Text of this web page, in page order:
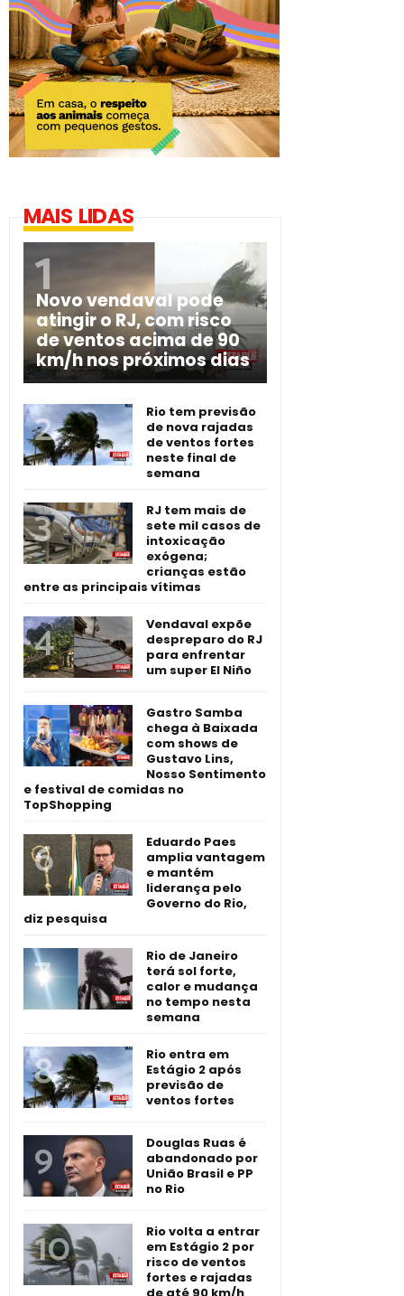
MAIS LIDAS
Novo vendaval pode
atingir o RJ, com risco
de ventos acima de 90
km/h nos próximos dias
Rio tem previsão
de nova rajadas
de ventos fortes
neste final de
semana
RJ tem mais de
sete mil casos de
intoxicação
exógena;
crianças estão
entre as principais vítimas
Vendaval expõe
despreparo do RJ
para enfrentar
um super El Niño
Gastro Samba
chega à Baixada
com shows de
Gustavo Lins,
Nosso Sentimento
e festival de comidas no
TopShopping
Eduardo Paes
amplia vantagem
e mantém
liderança pelo
Governo do Rio,
diz pesquisa
Rio de Janeiro
terá sol forte,
calor e mudança
no tempo nesta
semana
Rio entra em
Estágio 2 após
previsão de
ventos fortes
Douglas Ruas é
abandonado por
União Brasil e PP
no Rio
Rio volta a entrar
em Estágio 2 por
risco de ventos
fortes e rajadas